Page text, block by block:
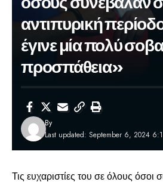
αντιπυρική
έγινε μία πολύ
προσπάθεια»
Last updated: September 6, 2024
By
Τις ευχαριστίες του σε όλους όσοι